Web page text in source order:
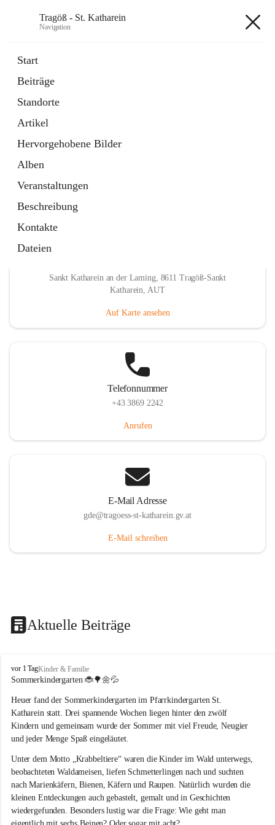
Tragöß - St. Katharein
Navigation
Start
Beiträge
Standorte
Artikel
Hervorgehobene Bilder
Alben
Veranstaltungen
Beschreibung
Kontakte
Dateien
Externe Webseite
in
Tab
Abenteuerregion Erzberg-Leoben
Artikel
öffnet
in
neuem
Tab
Sankt Katharein an der Laming, 8611 Tragöß-Sankt
Katharein, AUT
Auf Karte ansehen
Telefonnummer
+43 3869 2242
Anrufen
E-Mail Adresse
gde@tragoess-st-katharein.gv.at
E-Mail schreiben
Aktuelle Beiträge
T
r
g
ö
ß
-
t
.
a
t
h
vor 1 TagKinder & Familie
Sommerkindergarten 🐞🌳🌼💦
Heuer fand der Sommerkindergarten im Pfarrkindergarten St.
Katharein statt. Drei spannende Wochen liegen hinter den zwölf
Kindern und gemeinsam wurde der Sommer mit viel Freude, Neugier
und jeder Menge Spaß eingeläutet.
Unter dem Motto „Krabbeltiere“ waren die Kinder im Wald unterwegs,
beobachteten Waldameisen, liefen Schmetterlingen nach und suchten
nach Marienkäfern, Bienen, Käfern und Raupen. Natürlich wurden die
kleinen Entdeckungen auch gebastelt, gemalt und in Geschichten
wiedergefunden. Besonders lustig war die Frage: Wie geht man